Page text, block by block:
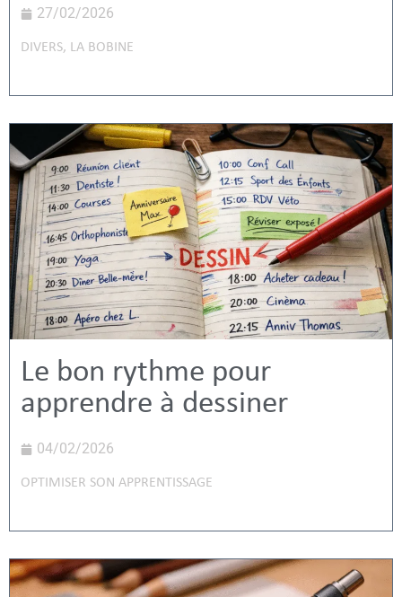
27/02/2026
DIVERS, LA BOBINE
Le bon rythme pour
apprendre à dessiner
04/02/2026
OPTIMISER SON APPRENTISSAGE